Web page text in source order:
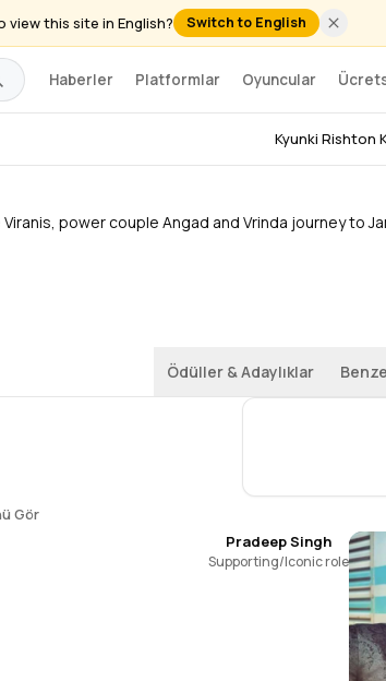
view this site in English? Switch to English
Oyuncular
Platformlar
Haberler
Kyunki Rishton
Kyunki Rishton
power couple Angad and Vrinda journey to
Ödüller & Adaylıklar
Gör
Pradeep Singh
Toor
Supporting/Iconic role